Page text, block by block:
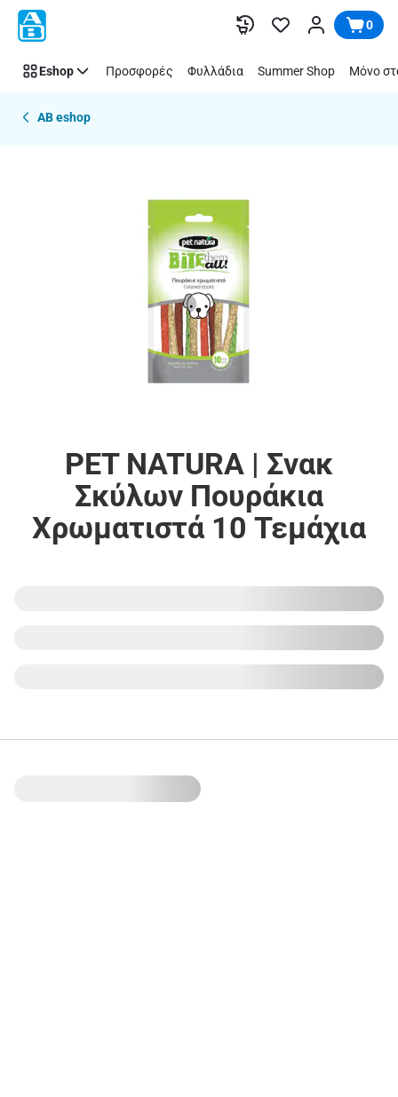
Παράλειψη 0
Eshop Προσφορές Φυλλάδια Summer Shop Μόνο
AB eshop
PET NATURA | Σνακ
Σκύλων Πουράκια
Χρωματιστά 10 Τεμάχια